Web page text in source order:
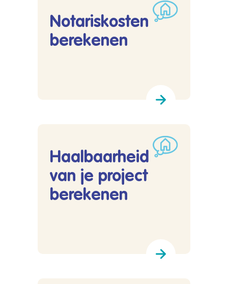
Notariskosten
berekenen
Haalbaarheid
van je project
berekenen